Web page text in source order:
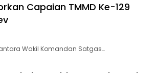
Capaian TMMD Ke-129
Wakil Komandan Satgas…